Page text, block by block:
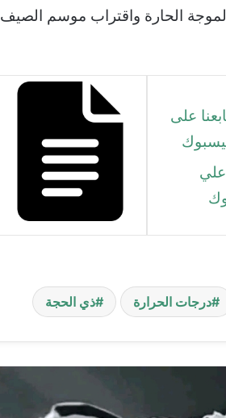
الحارة واقتراب موسم الصيف
علي
درجات الحرارة ذي الحجة